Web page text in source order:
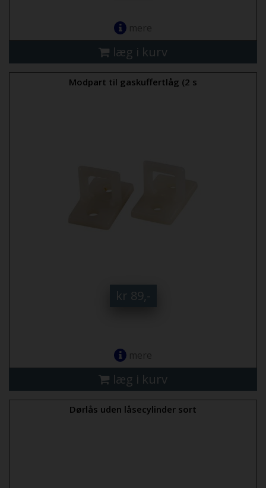
mere
læg i kurv
Modpart til gaskuffertlåg (2 s
kr 89,-
mere
læg i kurv
Dørlås uden låsecylinder sort